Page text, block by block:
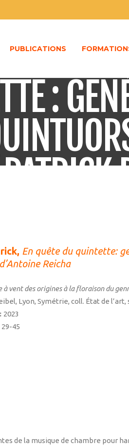
PUBLICATIONS
:
En quête du quintette:
Reicha
à vent des origines à la floraison du
Lyon, Symétrie, coll. État de
2023
45
de la musique de chambre pour